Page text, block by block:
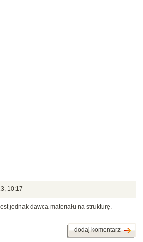
10:17
jednak dawca materiału na strukturę.
dodaj komentarz